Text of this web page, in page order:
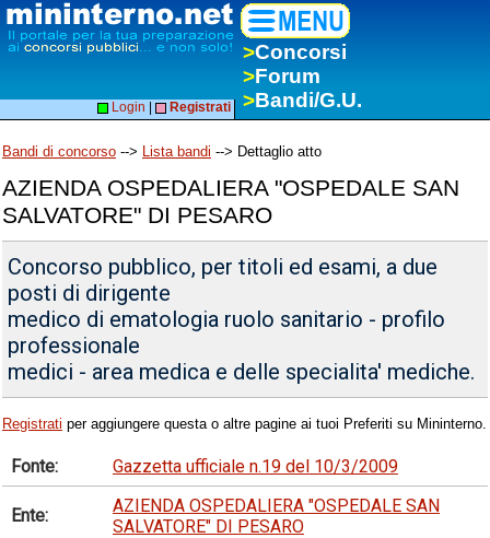
>Concorsi
>Forum
>Bandi/G.U.
Login Registrati
Bandi di concorso --> Lista bandi --> Dettaglio atto
AZIENDA OSPEDALIERA "OSPEDALE SAN
SALVATORE" DI PESARO
Concorso pubblico, per titoli ed esami, a due
posti di dirigente
medico di ematologia ruolo sanitario - profilo
professionale
medici - area medica e delle specialita' mediche.
Registrati per aggiungere questa o altre pagine ai tuoi Preferiti su Mininterno.
Fonte: Gazzetta ufficiale n.19 del 10/3/2009
Ente:
AZIENDA OSPEDALIERA "OSPEDALE SAN
SALVATORE" DI PESARO